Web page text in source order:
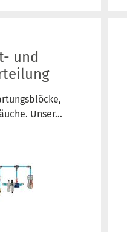
und
Unser...